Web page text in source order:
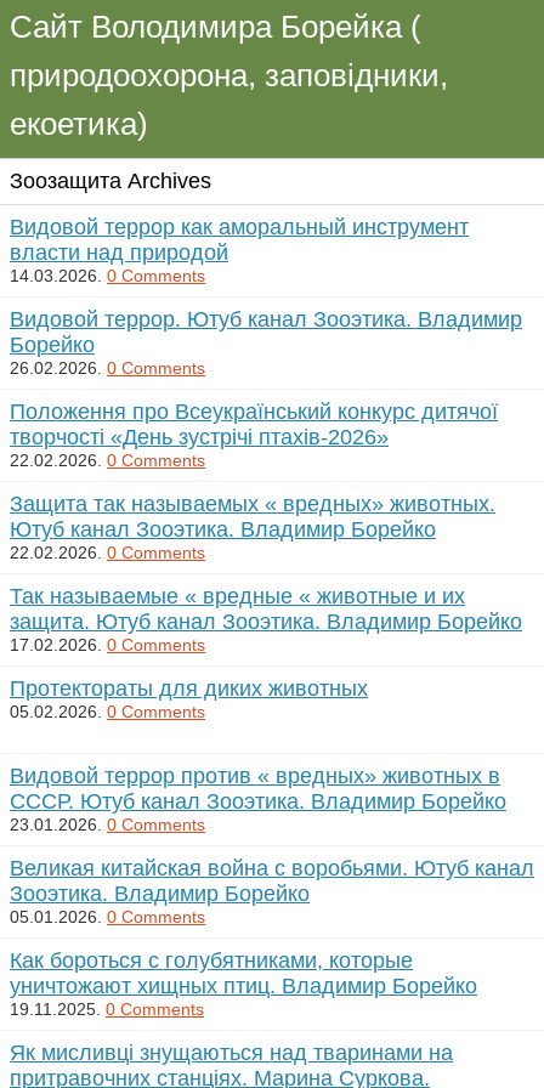
Сайт Володимира Борейка (
природоохорона, заповідники,
екоетика)
Зоозащита Archives
Видовой террор как аморальный инструмент
власти над природой
14.03.2026. 0 Comments
Видовой террор. Ютуб канал Зооэтика. Владимир
Борейко
26.02.2026. 0 Comments
Положення про Всеукраїнський конкурс дитячої
творчості «День зустрічі птахів-2026»
22.02.2026. 0 Comments
Защита так называемых « вредных» животных.
Ютуб канал Зооэтика. Владимир Борейко
22.02.2026. 0 Comments
Так называемые « вредные « животные и их
защита. Ютуб канал Зооэтика. Владимир Борейко
17.02.2026. 0 Comments
Протектораты для диких животных
05.02.2026. 0 Comments
Видовой террор против « вредных» животных в
СССР. Ютуб канал Зооэтика. Владимир Борейко
23.01.2026. 0 Comments
Великая китайская война с воробьями. Ютуб канал
Зооэтика. Владимир Борейко
05.01.2026. 0 Comments
Как бороться с голубятниками, которые
уничтожают хищных птиц. Владимир Борейко
19.11.2025. 0 Comments
Як мисливці знущаються над тваринами на
притравочних станціях. Марина Суркова.